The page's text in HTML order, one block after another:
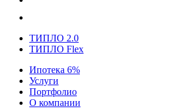
ТИПЛО 2.0
ТИПЛО Flex
Ипотека 6%
Услуги
Портфолио
О компании